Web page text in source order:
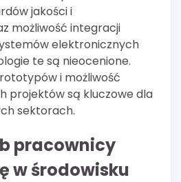
jakości i
możliwość integracji
elektronicznych
te są nieocenione.
i możliwość
projektów są kluczowe dla
sektorach.
pracownicy
w środowisku